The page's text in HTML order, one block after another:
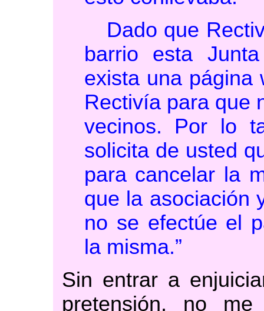
Dado que
barrio esta
exista una página
Rectivía para que
vecinos. Por lo
solicita de usted
para cancelar la
que la asociación
no se efectúe el
la misma.”
Sin entrar a
pretensión, no